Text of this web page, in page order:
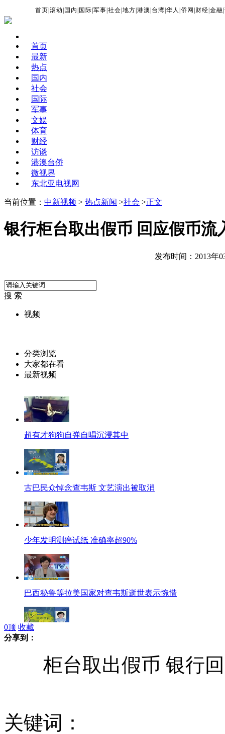
首页 |滚动 国内 国际 |军事 |社会 |地方 |港澳 台湾 |华人 |侨网 财经 |金融 |
首页
最新
热点
国内
社会
国际
军事
文娱
体育
财经
访谈
港澳台侨
微视界
东北亚电视网
当前位置： 中新视频 > 热点新闻 >社会 >正文
银行柜台取出假币 回应假币流
发布时间：2013年
搜 索
视频
分类浏览
大家都在看
最新视频
超有才狗狗自弹自唱沉浸其中
古巴民众悼念查韦斯 文艺演出被取消
少年发明测癌试纸 准确率超90%
巴西秘鲁等拉美国家对查韦斯逝世表示惋惜
0顶 收藏
分享到：
柜台取出假币 银行回
关键词：